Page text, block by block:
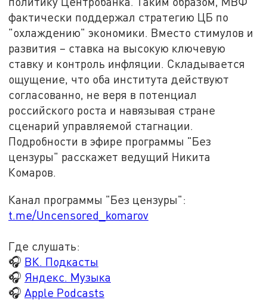
фактически поддержал стратегию ЦБ по
"охлаждению" экономики. Вместо стимулов и
развития – ставка на высокую ключевую
ставку и контроль инфляции. Складывается
ощущение, что оба института действуют
согласованно, не веря в потенциал
российского роста и навязывая стране
сценарий управляемой стагнации.
Подробности в эфире программы "Без
цензуры" расскажет ведущий Никита
Комаров.
Канал программы "Без цензуры":
t.me/Uncensored_komarov
Где слушать:
🎧 ВК. Подкасты
🎧 Яндекс. Музыка
🎧 Apple Podcasts